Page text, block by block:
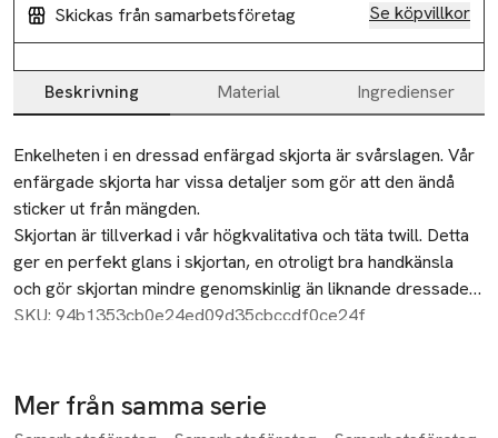
Skickas från samarbetsföretag
Se köpvillkor
Beskrivning Material Ingredienser
Beskrivning
Enkelheten i en dressad enfärgad skjorta är svårslagen. Vår
enfärgade skjorta har vissa detaljer som gör att den ändå
sticker ut från mängden.
Skjortan är tillverkad i vår högkvalitativa och täta twill. Detta
ger en perfekt glans i skjortan, en otroligt bra handkänsla
och gör skjortan mindre genomskinlig än liknande dressade
skjortor. Split yoke i rygg, medium cut-away krage och en 35
gör skjortan mycket lättskött.
SKU: 94b1353cb0e24ed09d35cbccdf0ce24f
Mer från samma serie